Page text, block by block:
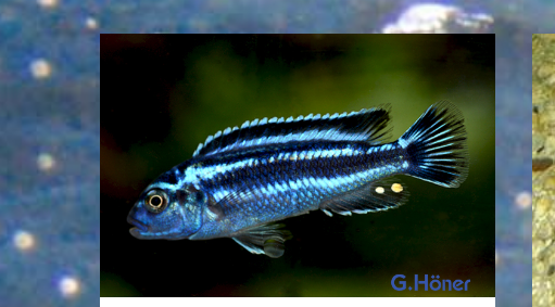
Pseudotropheus
cyaneorhabdos